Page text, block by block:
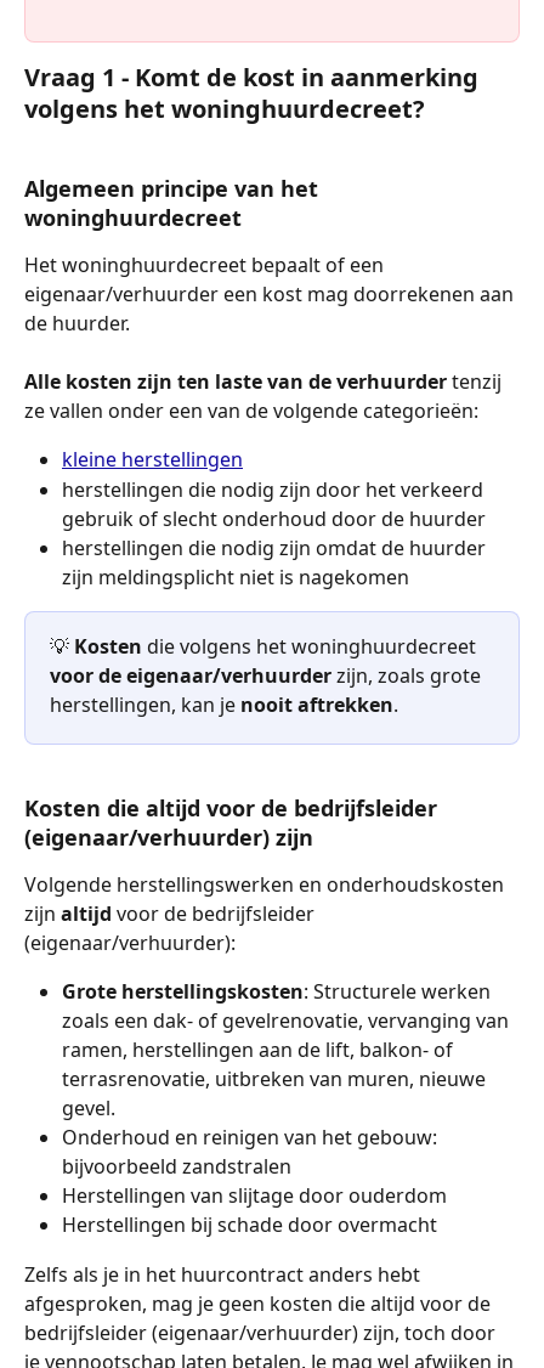
Vraag 1 - Komt de kost in aanmerking
volgens het woninghuurdecreet?
Algemeen principe van het
woninghuurdecreet
Het woninghuurdecreet bepaalt of een
eigenaar/verhuurder een kost mag doorrekenen aan
de huurder.
Alle kosten zijn ten laste van de verhuurder tenzij
ze vallen onder een van de volgende categorieën:
kleine herstellingen
herstellingen die nodig zijn door het verkeerd
gebruik of slecht onderhoud door de huurder
herstellingen die nodig zijn omdat de huurder
zijn meldingsplicht niet is nagekomen
💡 Kosten die volgens het woninghuurdecreet
voor de eigenaar/verhuurder zijn, zoals grote
herstellingen, kan je nooit aftrekken.
Kosten die altijd voor de bedrijfsleider
(eigenaar/verhuurder) zijn
Volgende herstellingswerken en onderhoudskosten
zijn altijd voor de bedrijfsleider
(eigenaar/verhuurder):
Grote herstellingskosten: Structurele werken
zoals een dak- of gevelrenovatie, vervanging van
ramen, herstellingen aan de lift, balkon- of
terrasrenovatie, uitbreken van muren, nieuwe
gevel.
Onderhoud en reinigen van het gebouw:
bijvoorbeeld zandstralen
Herstellingen van slijtage door ouderdom
Herstellingen bij schade door overmacht
Zelfs als je in het huurcontract anders hebt
afgesproken, mag je geen kosten die altijd voor de
bedrijfsleider (eigenaar/verhuurder) zijn, toch door
je vennootschap laten betalen. Je mag wel afwijken in